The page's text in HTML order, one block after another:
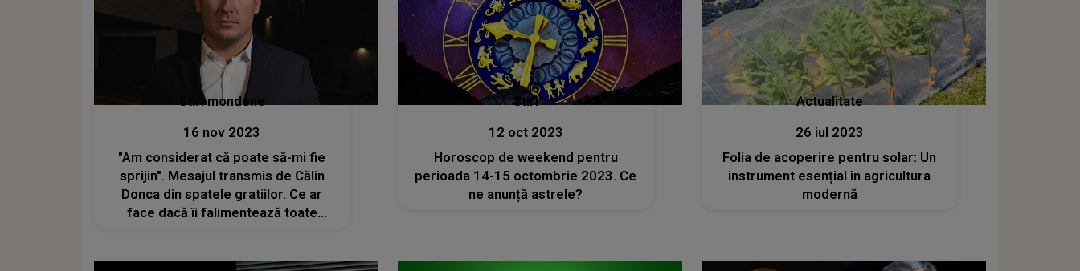
Stiri mondene
16 nov 2023
"Am considerat că poate să-mi fie
sprijin". Mesajul transmis de Călin
Donca din spatele gratiilor. Ce ar
face dacă îi falimentează toate
Stiri
12 oct 2023
Horoscop de weekend pentru
perioada 14-15 octombrie 2023. Ce
ne anunță astrele?
Actualitate
26 iul 2023
Folia de acoperire pentru solar: Un
instrument esențial în agricultura
modernă